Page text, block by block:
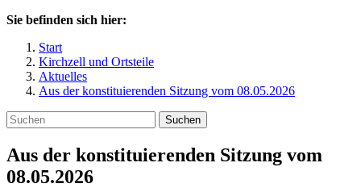
Sie befinden sich hier:
Start
Kirchzell und Ortsteile
Aktuelles
Aus der konstituierenden Sitzung vom 08.05.2026
Suchen
Aus der konstituierenden Sitzung vom
08.05.2026